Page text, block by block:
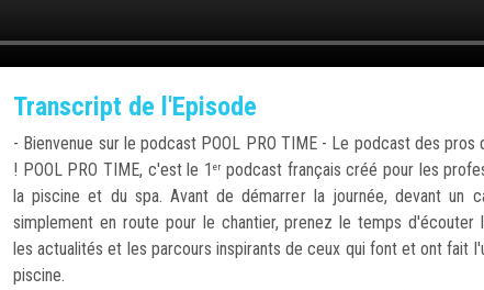
Transcript de l'Episode
- Bienvenue sur le podcast POOL PRO TIME - Le podcast des pros
! POOL PRO TIME, c'est le 1erpodcast français créé pour les
la piscine et du spa. Avant de démarrer la journée, devant un
simplement en route pour le chantier, prenez le temps d'écouter
les actualités et les parcours inspirants de ceux qui font et ont fait
piscine.